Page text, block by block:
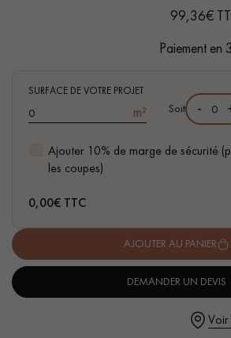
Un expert Décoplus Parquets
Obtenez un devis
- Disponible dans d'autres formats
99,36€
Paiement
SURFACE DE VOTRE PROJET
m²
Ajouter 10% de marge de sécurité
les coupes)
Soit -
0,00€ TTC
AJOUTER AU PANIER
DEMANDER UN DEVIS
Voir